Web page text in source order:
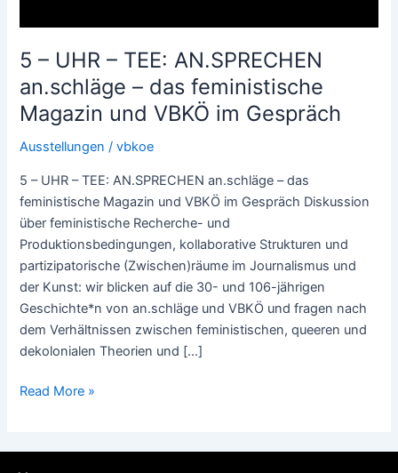
5 – UHR – TEE: AN.SPRECHEN
an.schläge – das feministische
Magazin und VBKÖ im Gespräch
Ausstellungen /vbkoe
5 – UHR – TEE: AN.SPRECHEN an.schläge – das
feministische Magazin und VBKÖ im Gespräch Diskussion
über feministische Recherche- und
Produktionsbedingungen, kollaborative Strukturen und
partizipatorische (Zwischen)räume im Journalismus und
der Kunst: wir blicken auf die 30- und 106-jährigen
Geschichte*n von an.schläge und VBKÖ und fragen nach
dem Verhältnissen zwischen feministischen, queeren und
dekolonialen Theorien und […]
Read More »